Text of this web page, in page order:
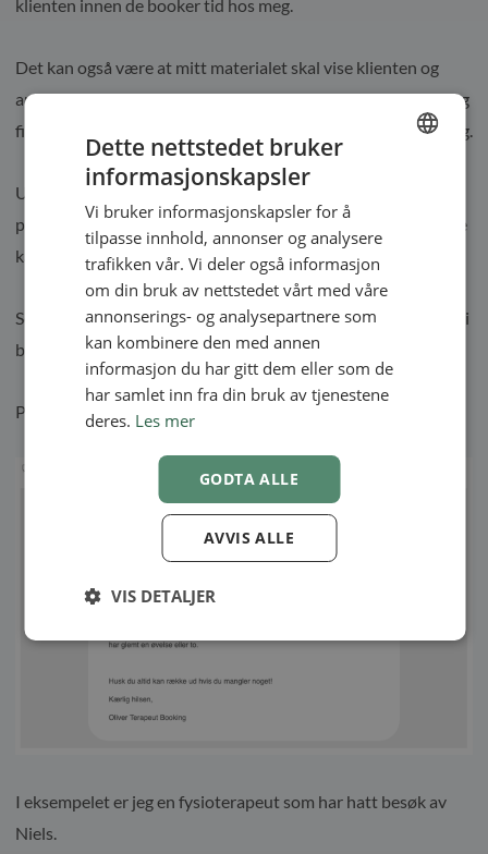
klienten innen de booker tid hos meg.
Det kan også være at mitt materialet skal vise klienten og
andre besøkende at jeg har orden på min behandlingsform og
filosofi, så de føler seg mer trygge på å booke en time hos meg.
Uansett hva så skaper flere klinikker og terapeuter sterkere
profiler på sosiale medier og i videoformat på Youtube. Dette
kan vi også dele med klienten!
Som vi så i bildene lengre opp så kan vi skreddersy innholdet i
beskjedene vi sender.
Prøv en gang å se dette eksempelet:
I eksempelet er jeg en fysioterapeut som har hatt besøk av
Niels.
SWEDISH
Dette nettstedet bruker
informasjonskapsler
Vi bruker informasjonskapsler for å
tilpasse innhold, annonser og analysere
trafikken vår. Vi deler også informasjon
om din bruk av nettstedet vårt med våre
annonserings- og analysepartnere som
kan kombinere den med annen
informasjon du har gitt dem eller som de
har samlet inn fra din bruk av tjenestene
deres. Les mer
GODTA ALLE
AVVIS ALLE
VIS DETALJER